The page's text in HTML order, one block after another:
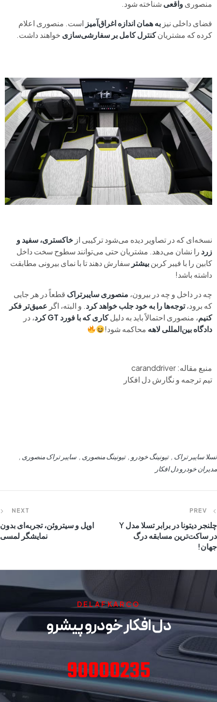
منصوریواقعی شناخته شود.
فضای داخلی نیز به همان اندازه اغراق‌آمیز است. منصوری اعلام
کرده که مشتریانکنترل کامل بر سفارشی‌سازی خواهند داشت.
نسخه‌ای که در تصاویر دیده می‌شود ترکیبی از خاکستری، سفید و
زرد را نشان می‌دهد. مشتریان حتی می‌توانند سطوح سخت داخل
کابین را با فیبر کربنبیشتر سفارش دهند تا با نمای بیرونی مطابقت
داشته باشد!
چه در داخل و چه در بیرون، منصوری سایبرتراک قطعاً در هر جایی
که برود،توجه‌ها را به خود جلب خواهد کرد. و البته، اگر عمیق‌تر فکر
کنیم، منصوری احتمالاً باید به دلیلکاری که با فورد GT کرد
، در
دادگاه بین‌المللی لاهه محاکمه شود!
منبع مقاله: caranddriver
تیم ترجمه و نگارش دل افکار
تسلا سایبر تراک تیونینگ خودرو تیونینگ منصوری
سایبر تراک منصوری
مدیران خودرو دل افکار
PREV
چلنجر دیتونا در برابر تسلا مدل Y
در ساکت‌ترین مسابقه درگ
جهان!
NEXT
اوپل و سیتروئن، تجربه‌ای بدون
نمایشگر لمسی
DELAFKARCO
دل افکار خودرو پیشرو
90000235